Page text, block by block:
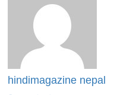
hindimagazine nepal